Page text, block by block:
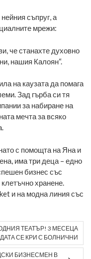
съпруг, а
мрежи:
че станахте духовно
нашия Калоян“.
на каузата да помага
Зад гърба си тя
за набиране на
мечта за всяко
с помощта на Яна и
има три деца – едно
бизнес със
хранене.
и на модна линия със
ТЕАТЪР! 3 МЕСЕЦА
СЕ КРИ С БОЛНИЧНИ
БИЗНЕСМЕН В